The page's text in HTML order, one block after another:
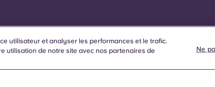
utilisateur et analyser les performances et le trafic.
utilisation de notre site avec nos partenaires de
Ne